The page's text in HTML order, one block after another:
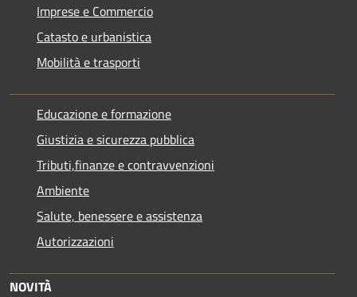
Imprese e Commercio
Catasto e urbanistica
Mobilità e trasporti
Educazione e formazione
Giustizia e sicurezza pubblica
Tributi,finanze e contravvenzioni
Ambiente
Salute, benessere e assistenza
Autorizzazioni
NOVITÀ